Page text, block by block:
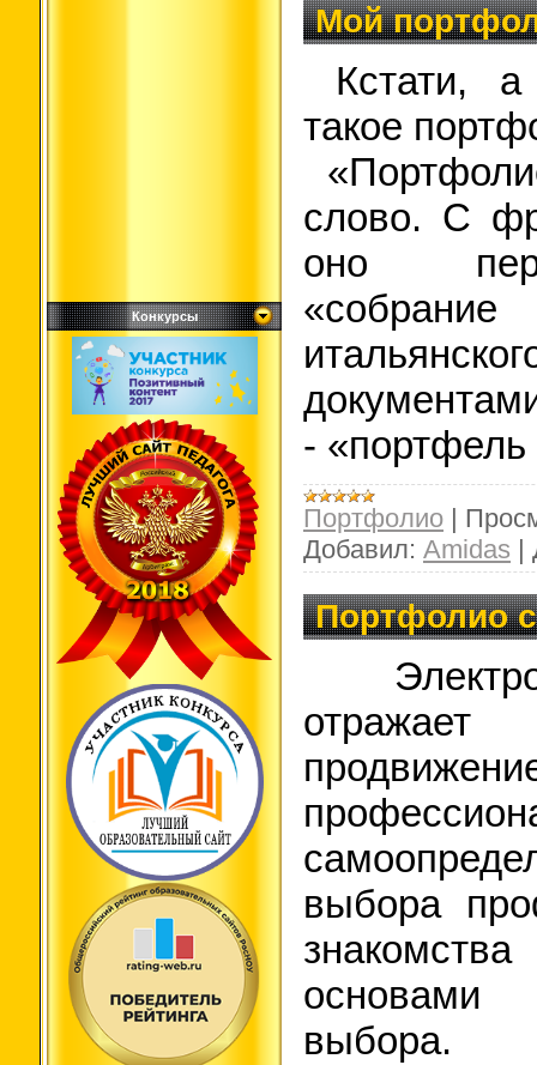
Конкурсы
Мой
Кстати,
такое
слово. С
оно
-
Портфолио |
Добавил: Amidas |
Портфолио
выбора
выбора.